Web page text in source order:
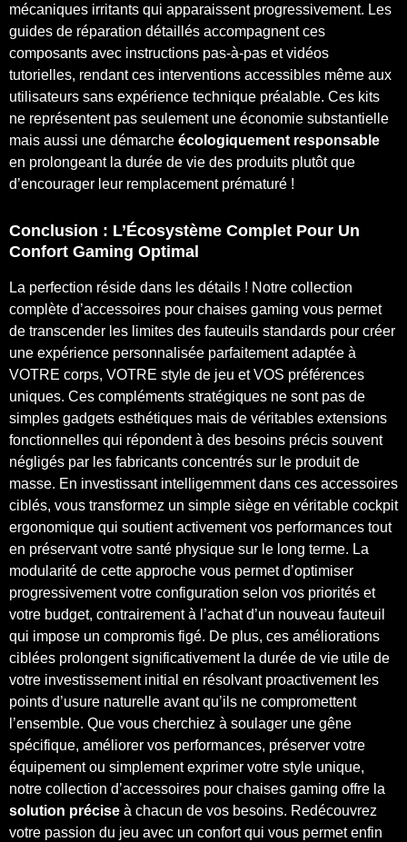
mécaniques irritants qui apparaissent progressivement. Les
guides de réparation détaillés accompagnent ces
composants avec instructions pas-à-pas et vidéos
tutorielles, rendant ces interventions accessibles même aux
utilisateurs sans expérience technique préalable. Ces kits
ne représentent pas seulement une économie substantielle
mais aussi une démarche écologiquement responsable
en prolongeant la durée de vie des produits plutôt que
d’encourager leur remplacement prématuré !
Conclusion : L’Écosystème Complet Pour Un
Confort Gaming Optimal
La perfection réside dans les détails ! Notre collection
complète d’accessoires pour chaises gaming vous permet
de transcender les limites des fauteuils standards pour créer
une expérience personnalisée parfaitement adaptée à
VOTRE corps, VOTRE style de jeu et VOS préférences
uniques. Ces compléments stratégiques ne sont pas de
simples gadgets esthétiques mais de véritables extensions
fonctionnelles qui répondent à des besoins précis souvent
négligés par les fabricants concentrés sur le produit de
masse. En investissant intelligemment dans ces accessoires
ciblés, vous transformez un simple siège en véritable cockpit
ergonomique qui soutient activement vos performances tout
en préservant votre santé physique sur le long terme. La
modularité de cette approche vous permet d’optimiser
progressivement votre configuration selon vos priorités et
votre budget, contrairement à l’achat d’un nouveau fauteuil
qui impose un compromis figé. De plus, ces améliorations
ciblées prolongent significativement la durée de vie utile de
votre investissement initial en résolvant proactivement les
points d’usure naturelle avant qu’ils ne compromettent
l’ensemble. Que vous cherchiez à soulager une gêne
spécifique, améliorer vos performances, préserver votre
équipement ou simplement exprimer votre style unique,
notre collection d’accessoires pour chaises gaming offre la
solution précise à chacun de vos besoins. Redécouvrez
votre passion du jeu avec un confort qui vous permet enfin